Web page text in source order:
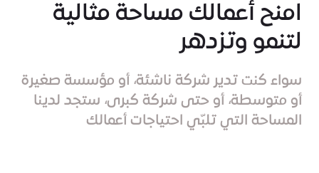
امنح أعمالك مساحة مثالية
لتنمو وتزدهر
سواء كنت تدير شركة ناشئة، أو مؤسسة صغيرة
أو متوسطة، أو حتى شركة كبرى، ستجد لدينا
المساحة التي تلبّي احتياجات أعمالك